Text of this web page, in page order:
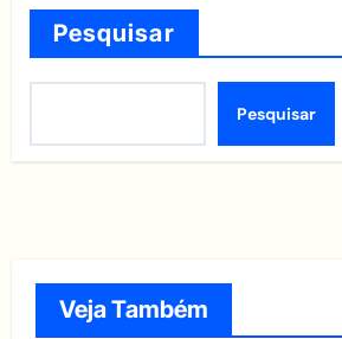
Pesquisar
Pesquisar
Veja Também